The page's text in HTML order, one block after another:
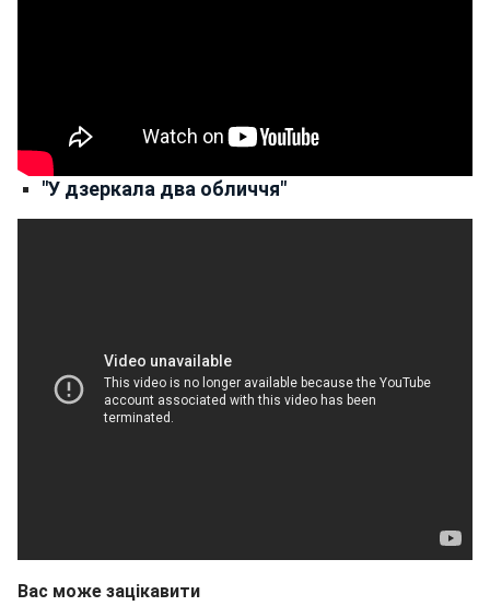
"У дзеркала два обличчя"
Вас може зацікавити